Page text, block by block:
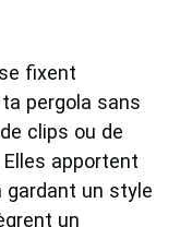
fixent
pergola sans
clips ou de
apportent
un style
un